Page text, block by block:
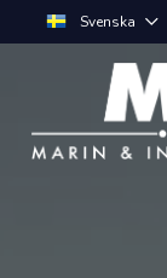
Svenska